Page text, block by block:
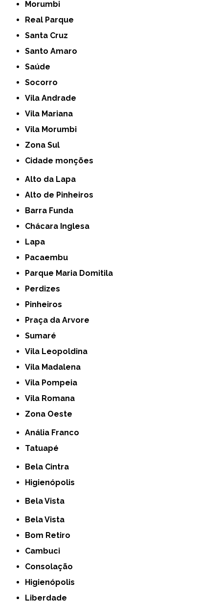
Morumbi
Real Parque
Santa Cruz
Santo Amaro
Saúde
Socorro
Vila Andrade
Vila Mariana
Vila Morumbi
Zona Sul
cidade monções
Alto da Lapa
Alto de Pinheiros
Barra Funda
Chácara Inglesa
Lapa
Pacaembu
Parque Maria Domitila
Perdizes
Pinheiros
Praça da Arvore
Sumaré
Vila Leopoldina
Vila Madalena
Vila Pompeia
Vila Romana
Zona Oeste
Anália Franco
Tatuapé
Bela Cintra
Higienópolis
Bela Vista
Bela Vista
Bom Retiro
Cambuci
Consolação
Higienópolis
Liberdade